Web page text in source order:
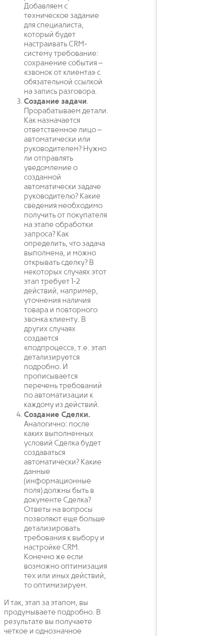
Добавляем с
техническое задание
для специалиста,
который будет
настраивать CRM-
систему требование:
сохранение события –
«звонок от клиента» с
обязательной ссылкой
на запись разговора.
Создание задачи.
Прорабатываем детали.
Как назначается
ответственное лицо –
автоматически или
руководителем? Нужно
ли отправлять
уведомление о
созданной
автоматически задаче
руководителю? Какие
сведения необходимо
получить от покупателя
на этапе обработки
запроса? Как
определить, что задача
выполнена, и можно
открывать сделку? В
некоторых случаях этот
этап требует 1-2
действий, например,
уточнения наличия
товара и повторного
звонка клиенту. В
других случаях
создается
«подпроцесс», т.е. этап
детализируется
подробно. И
прописывается
перечень требований
по автоматизации к
каждому из действий.
Создание Сделки.
Аналогично: после
каких выполненных
условий Сделка будет
создаваться
автоматически? Какие
данные
(информационные
поля) должны быть в
документе Сделка?
Ответы на вопросы
позволяют еще больше
детализировать
требования к выбору и
настройке CRM.
Конечно же если
возможно оптимизация
тех или иных действий,
то оптимизируем.
И так, этап за этапом, вы
продумываете подробно. В
результате вы получаете
четкое и однозначное